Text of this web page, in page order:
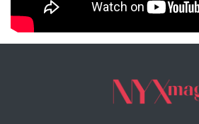
NYXmag 2. Yaş Kutlama Etkinliği